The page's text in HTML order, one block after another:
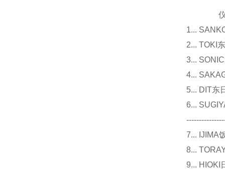
仪器
1...
2... TOKI
3...
4...
5... DIT东
6...
7... IJIMA
8...
9... HIOKI